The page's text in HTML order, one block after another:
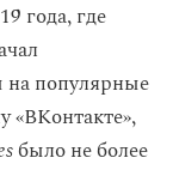
года, где
популярные
«ВКонтакте»,
было не более